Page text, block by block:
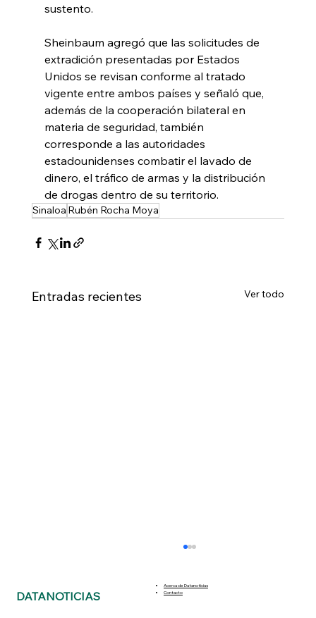
sustento.
Sheinbaum agregó que las solicitudes de
extradición presentadas por Estados
Unidos se revisan conforme al tratado
vigente entre ambos países y señaló que,
además de la cooperación bilateral en
materia de seguridad, también
corresponde a las autoridades
estadounidenses combatir el lavado de
dinero, el tráfico de armas y la distribución
de drogas dentro de su territorio.
Sinaloa Rubén Rocha Moya
Entradas recientes Ver todo
DATANOTICIAS
Acerca de Datanoticias
Contacto